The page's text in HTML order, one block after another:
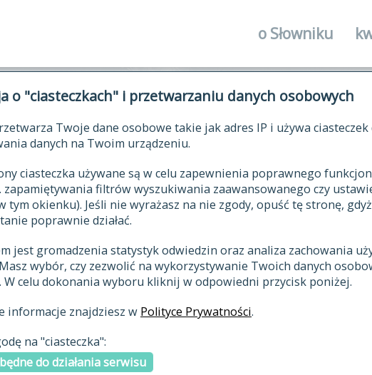
o "ciasteczkach" i przetwarzaniu danych osobowych
Twoje dane osobowe takie jak adres IP i używa ciasteczek
danych na Twoim urządzeniu.
ciasteczka używane są w celu zapewnienia poprawnego
zapamiętywania filtrów wyszukiwania zaawansowanego czy
tym okienku). Jeśli nie wyrażasz na nie zgody, opuść tę stronę,
poprawnie działać.
jest gromadzenia statystyk odwiedzin oraz analiza zachowania
wybór, czy zezwolić na wykorzystywanie Twoich danych
W celu dokonania wyboru kliknij w odpowiedni przycisk poniżej.
informacje znajdziesz w Polityce Prywatności.
na "ciasteczka":
do działania serwisu
o Słowniku
historia
publikacje
autorzy tekstów
zasady
najnowsze hasła
ostatnio
SŁOWNIK JĘZYKA POLSKIEGO
indeksie
H I J K L Ł M